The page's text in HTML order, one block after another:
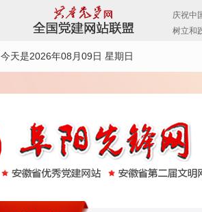
今天是2026年08月09日 星期日